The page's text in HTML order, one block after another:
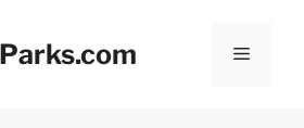
Menu